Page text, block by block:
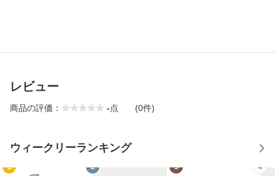
レビュー
商品の評価： -点 (0件)
ウィークリーランキング
1 2 3 4